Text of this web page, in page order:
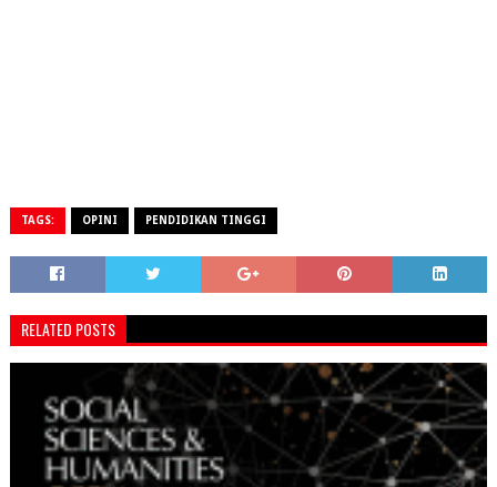
TAGS: OPINI PENDIDIKAN TINGGI
RELATED POSTS